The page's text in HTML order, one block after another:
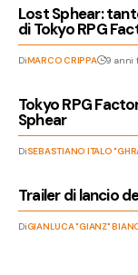
Lost Sphear:
di Tokyo RPG
DiMARCO CRIPPA 9 anni
Tokyo RPG
Sphear
DiSEBASTIANO ITALO
Trailer di lancio
DiGIANLUCA "GIANZ"